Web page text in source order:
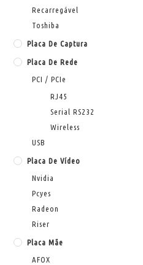
Recarregável
Toshiba
Placa De Captura
Placa De Rede
PCI / PCIe
RJ45
Serial RS232
Wireless
USB
Placa De Vídeo
Nvidia
Pcyes
Radeon
Riser
Placa Mãe
AFOX